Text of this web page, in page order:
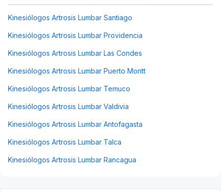
Kinesiólogos Artrosis Lumbar Santiago
Kinesiólogos Artrosis Lumbar Providencia
Kinesiólogos Artrosis Lumbar Las Condes
Kinesiólogos Artrosis Lumbar Puerto Montt
Kinesiólogos Artrosis Lumbar Temuco
Kinesiólogos Artrosis Lumbar Valdivia
Kinesiólogos Artrosis Lumbar Antofagasta
Kinesiólogos Artrosis Lumbar Talca
Kinesiólogos Artrosis Lumbar Rancagua